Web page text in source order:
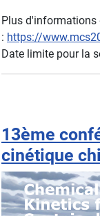
Plus
: https://
Date limite pour la
13ème
cinétique